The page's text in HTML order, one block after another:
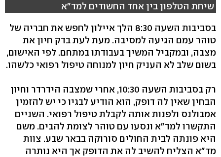
שיחת הטלפון בין אחד החשודים למד"א
בסביבות השעה 8:30 הלך איילון לחפש את חבריה של
טוהר עמם הגיעה למסיבה. מעת לעת בדק חיון את
מצבה, ובמקביל המשיך בעבודתו במתחם. לפי האישום,
בשום שלב לא העניק חיון למנוחה טיפול רפואי כלשהו.
רק בסביבות השעה 10:30, אחרי שמצבה הידרדר וחיון
הבחין שאין לה דופק, הוא הודיע לבגיו כי יש להזמין
אמבולנס ולפנות אותה לקבלת טיפול רפואי. השניים
התקשרו למד"א ונסעו עם טוהר לצומת להבים. משם
היא פונתה לבית החולים סורוקה בבאר שבע. צוות
מד"א הצליח להשיב לה את הדופק אך היא נותרה